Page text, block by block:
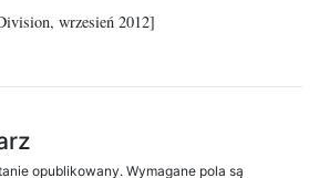
wrzesień 2012]
opublikowany. Wymagane pola są